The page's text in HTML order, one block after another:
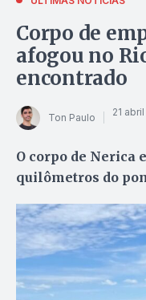
Corpo de
afogou no
encontrado
Ton Paulo 21
O corpo de Nerica
quilômetros do